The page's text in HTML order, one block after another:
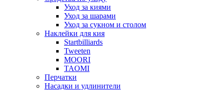
Уход за киями
Уход за шарами
Уход за сукном и столом
Наклейки для кия
Startbilliards
Tweeten
MOORI
TAOMI
Перчатки
Насадки и удлинители